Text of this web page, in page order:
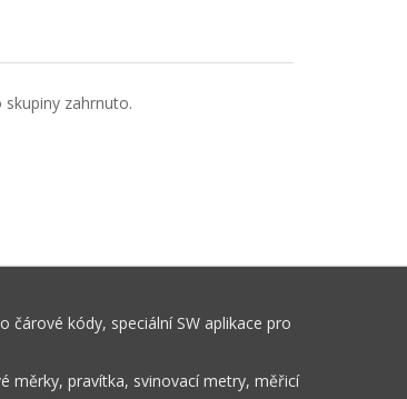
zahrnuto.
kódy, speciální SW aplikace pro
měrky, pravítka, svinovací metry, měřicí